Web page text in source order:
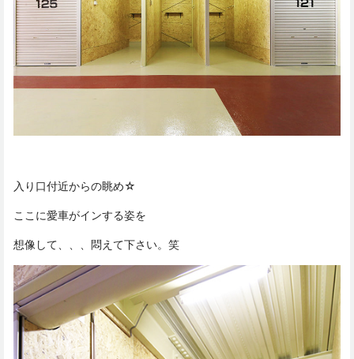
入り口付近からの眺め☆
ここに愛車がインする姿を
想像して、、、悶えて下さい。笑